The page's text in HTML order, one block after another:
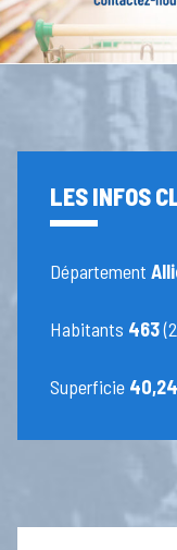
LES INFOS
Département
Habitants 463
Superficie